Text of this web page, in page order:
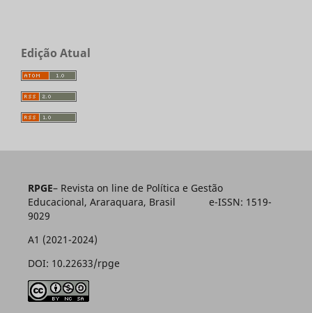
Edição Atual
RPGE– Revista on line de Política e Gestão
Educacional, Araraquara, Brasil e-ISSN: 1519-
9029
A1 (2021-2024)
DOI: 10.22633/rpge